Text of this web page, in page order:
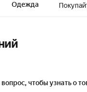
Одежда
чтобы узнать о